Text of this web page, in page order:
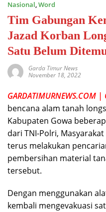
Nasional,Word
Tim Gabungan
Jazad Korban
Satu Belum
Garda Timur News
November 18, 2022
GARDATIMURNEWS.COM |
bencana alam tanah
Kabupaten Gowa
dari TNI-Polri,
terus melakukan
pembersihan material
tersebut.
Dengan menggunakan
kembali mengevakuasi